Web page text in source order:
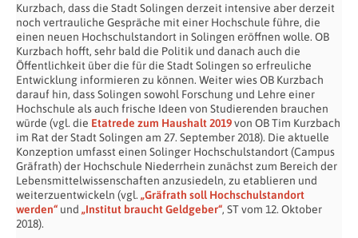
Kurzbach, dass die Stadt Solingen derzeit intensive aber derzeit
noch vertrauliche Gespräche mit einer Hochschule führe, die
einen neuen Hochschulstandort in Solingen eröffnen wolle. OB
Kurzbach hofft, sehr bald die Politik und danach auch die
Öffentlichkeit über die für die Stadt Solingen so erfreuliche
Entwicklung informieren zu können. Weiter wies OB Kurzbach
darauf hin, dass Solingen sowohl Forschung und Lehre einer
Hochschule als auch frische Ideen von Studierenden brauchen
würde (vgl. die Etatrede zum Haushalt 2019von OB Tim Kurzbach
im Rat der Stadt Solingen am 27. September 2018). Die aktuelle
Konzeption umfasst einen Solinger Hochschulstandort (Campus
Gräfrath) der Hochschule Niederrhein zunächst zum Bereich der
Lebensmittelwissenschaften anzusiedeln, zu etablieren und
weiterzuentwickeln (vgl. „Gräfrath soll Hochschulstandort
werden“ und „Institut braucht Geldgeber“, ST vom 12. Oktober
2018).